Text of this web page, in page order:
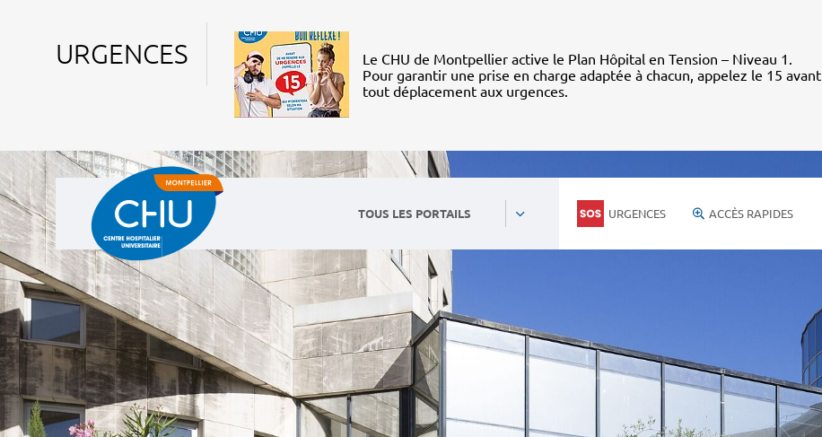
URGENCES
Le CHU de Montpellier active le Plan Hôpital en Tension – Niveau 1.
Pour garantir une prise en charge adaptée à chacun, appelez le 15 avant
tout déplacement aux urgences.
TOUS LES PORTAILS URGENCES ACCÈS RAPIDES